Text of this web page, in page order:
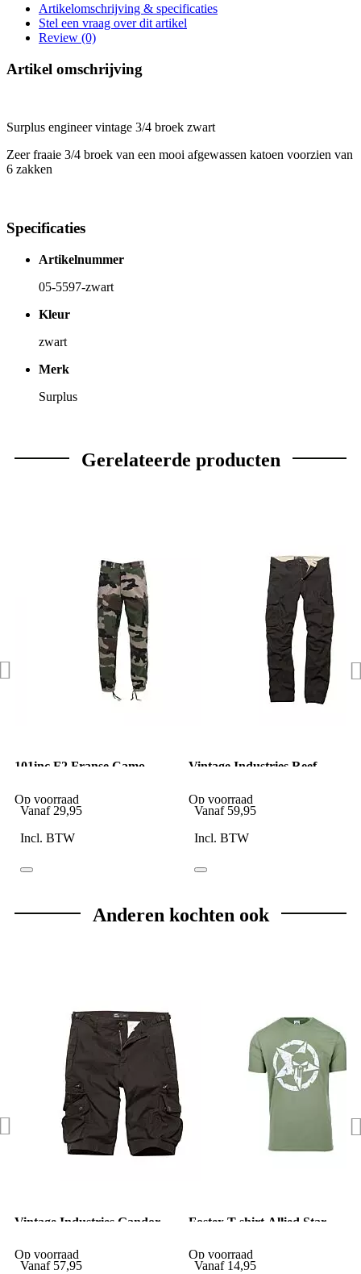
Artikelomschrijving & specificaties
Stel een vraag over dit artikel
Review (0)
Artikel omschrijving
Surplus engineer vintage 3/4 broek zwart
Zeer fraaie 3/4 broek van een mooi afgewassen katoen voorzien van
6 zakken
Specificaties
Artikelnummer
05-5597-zwart
Kleur
zwart
Merk
Surplus
Gerelateerde producten
101inc F2 Franse Camo
Op voorraad
Vanaf 29,95
Incl. BTW
Vintage Industries Reef
Op voorraad
Vanaf 59,95
Incl. BTW
Anderen kochten ook
Vintage Industries Gandor
Op voorraad
Vanaf 57,95
Fostex T-shirt Allied Star
Op voorraad
Vanaf 14,95